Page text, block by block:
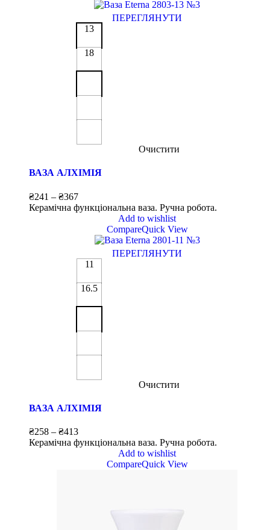
ПЕРЕГЛЯНУТИ
13
18
Очистити
ВАЗА АЛХІМІЯ
₴241 – ₴367
Керамічна функціональна ваза. Ручна робота.
Add to wishlist
CompareQuick View
ПЕРЕГЛЯНУТИ
11
16.5
Очистити
ВАЗА АЛХІМІЯ
₴258 – ₴413
Керамічна функціональна ваза. Ручна робота.
Add to wishlist
CompareQuick View